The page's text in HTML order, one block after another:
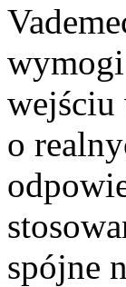
wejściu
o
spójne